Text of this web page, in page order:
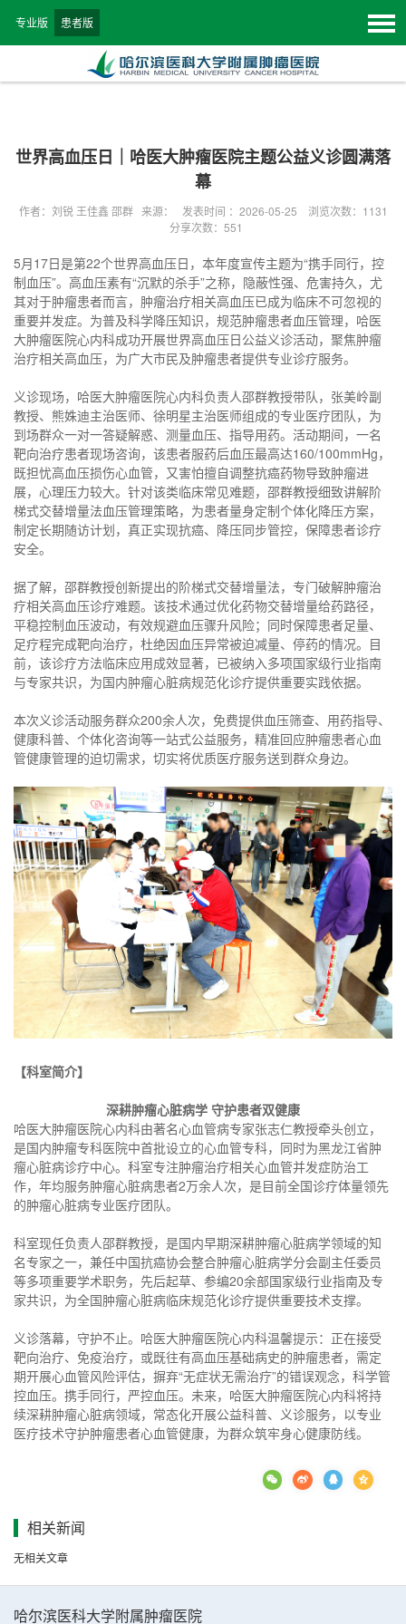
专业版 患者版
世界高血压日｜哈医大肿瘤医院主题公益义诊圆满落
幕
作者：刘锐 王佳鑫 邵群 来源： 发表时间 ：2026-05-25 浏览次数： 1131
分享次数：551
5月17日是第22个世界高血压日，本年度宣传主题为“携手同行，控
制血压”。高血压素有“沉默的杀手”之称，隐蔽性强、危害持久，尤
其对于肿瘤患者而言，肿瘤治疗相关高血压已成为临床不可忽视的
重要并发症。为普及科学降压知识，规范肿瘤患者血压管理，哈医
大肿瘤医院心内科成功开展世界高血压日公益义诊活动，聚焦肿瘤
治疗相关高血压，为广大市民及肿瘤患者提供专业诊疗服务。
义诊现场，哈医大肿瘤医院心内科负责人邵群教授带队，张美岭副
教授、熊姝迪主治医师、徐明星主治医师组成的专业医疗团队，为
到场群众一对一答疑解惑、测量血压、指导用药。活动期间，一名
靶向治疗患者现场咨询，该患者服药后血压最高达160/100mmHg，
既担忧高血压损伤心血管，又害怕擅自调整抗癌药物导致肿瘤进
展，心理压力较大。针对该类临床常见难题，邵群教授细致讲解阶
梯式交替增量法血压管理策略，为患者量身定制个体化降压方案，
制定长期随访计划，真正实现抗癌、降压同步管控，保障患者诊疗
安全。
据了解，邵群教授创新提出的阶梯式交替增量法，专门破解肿瘤治
疗相关高血压诊疗难题。该技术通过优化药物交替增量给药路径，
平稳控制血压波动，有效规避血压骤升风险；同时保障患者足量、
足疗程完成靶向治疗，杜绝因血压异常被迫减量、停药的情况。目
前，该诊疗方法临床应用成效显著，已被纳入多项国家级行业指南
与专家共识，为国内肿瘤心脏病规范化诊疗提供重要实践依据。
本次义诊活动服务群众200余人次，免费提供血压筛查、用药指导、
健康科普、个体化咨询等一站式公益服务，精准回应肿瘤患者心血
管健康管理的迫切需求，切实将优质医疗服务送到群众身边。
【科室简介】
深耕肿瘤心脏病学 守护患者双健康
哈医大肿瘤医院心内科由著名心血管病专家张志仁教授牵头创立，
是国内肿瘤专科医院中首批设立的心血管专科，同时为黑龙江省肿
瘤心脏病诊疗中心。科室专注肿瘤治疗相关心血管并发症防治工
作，年均服务肿瘤心脏病患者2万余人次，是目前全国诊疗体量领先
的肿瘤心脏病专业医疗团队。
科室现任负责人邵群教授，是国内早期深耕肿瘤心脏病学领域的知
名专家之一，兼任中国抗癌协会整合肿瘤心脏病学分会副主任委员
等多项重要学术职务，先后起草、参编20余部国家级行业指南及专
家共识，为全国肿瘤心脏病临床规范化诊疗提供重要技术支撑。
义诊落幕，守护不止。哈医大肿瘤医院心内科温馨提示：正在接受
靶向治疗、免疫治疗，或既往有高血压基础病史的肿瘤患者，需定
期开展心血管风险评估，摒弃“无症状无需治疗”的错误观念，科学管
控血压。携手同行，严控血压。未来，哈医大肿瘤医院心内科将持
续深耕肿瘤心脏病领域，常态化开展公益科普、义诊服务，以专业
医疗技术守护肿瘤患者心血管健康，为群众筑牢身心健康防线。
相关新闻
无相关文章
哈尔滨医科大学附属肿瘤医院